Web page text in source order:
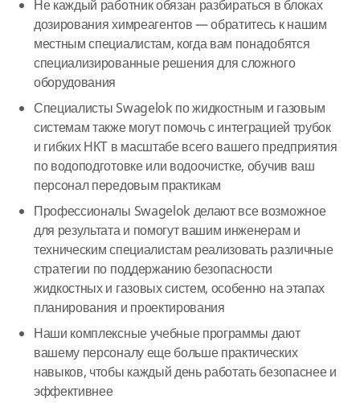
Не каждый работник обязан разбираться в блоках
дозирования химреагентов — обратитесь к нашим
местным специалистам, когда вам понадобятся
специализированные решения для сложного
оборудования
Специалисты Swagelok по жидкостным и газовым
системам также могут помочь с интеграцией трубок
и гибких НКТ в масштабе всего вашего предприятия
по водоподготовке или водоочистке, обучив ваш
персонал передовым практикам
Профессионалы Swagelok делают все возможное
для результата и помогут вашим инженерам и
техническим специалистам реализовать различные
стратегии по поддержанию безопасности
жидкостных и газовых систем, особенно на этапах
планирования и проектирования
Наши комплексные учебные программы дают
вашему персоналу еще больше практических
навыков, чтобы каждый день работать безопаснее и
эффективнее